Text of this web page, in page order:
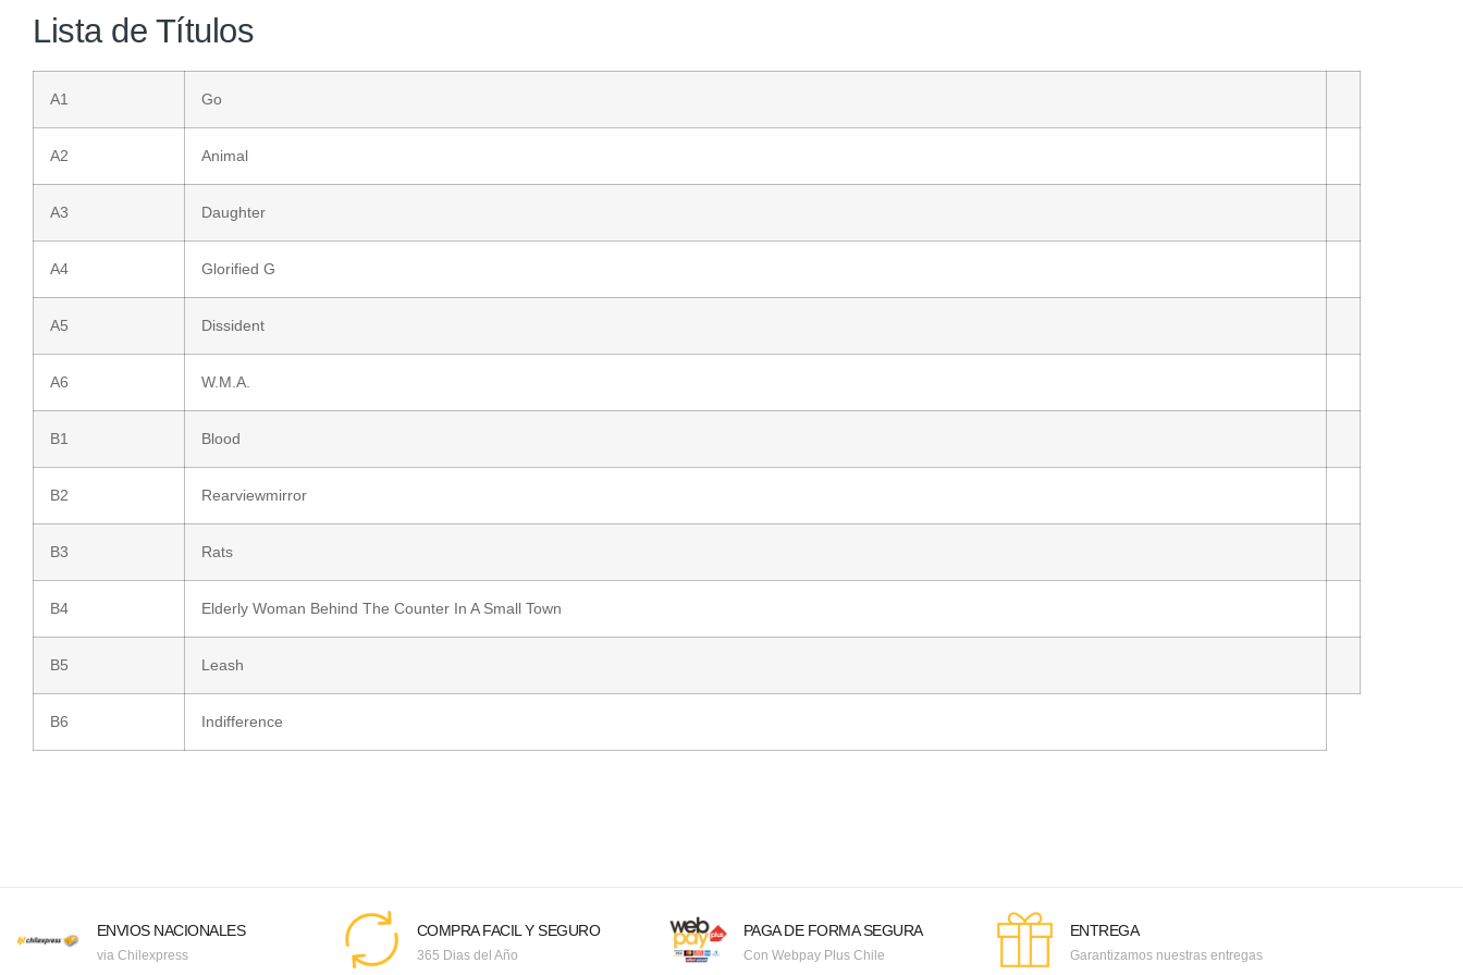
Lista de Títulos
A1 Go
A2 Animal
A3 Daughter
A4 Glorified G
A5 Dissident
A6 W.M.A.
B1 Blood
B2 Rearviewmirror
B3 Rats
B4 Elderly Woman Behind The Counter In A Small Town
B5 Leash
B6 Indifference
ENVIOS NACIONALES
via Chilexpress
COMPRA FACIL Y SEGURO
365 Dias del Año
PAGA DE FORMA SEGURA
Con Webpay Plus Chile
ENTREGA
Garantizamos nuestras entregas